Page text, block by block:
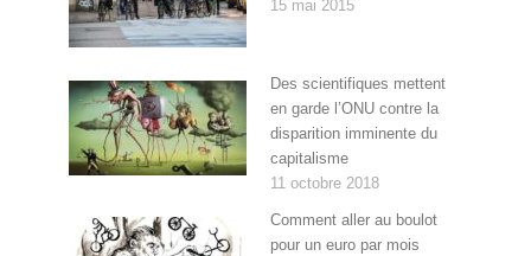
15 mai 2015
Des scientifiques mettent
en garde l’ONU contre la
disparition imminente du
capitalisme
11 octobre 2018
Comment aller au boulot
pour un euro par mois